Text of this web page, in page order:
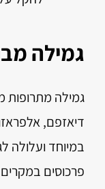
גמילה
גמילה מתרופות
דיאזפם,
במיוחד ועלולה
פרכוסים